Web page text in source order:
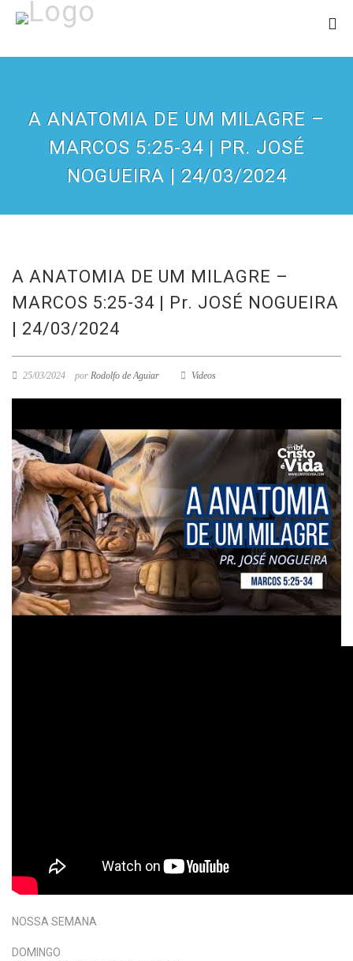
A ANATOMIA DE UM MILAGRE –
MARCOS 5:25-34 | PR. JOSÉ
NOGUEIRA | 24/03/2024
A ANATOMIA DE UM MILAGRE –
MARCOS 5:25-34 | Pr. JOSÉ NOGUEIRA
| 24/03/2024
25/03/2024 por Rodolfo de Aguiar Videos
NOSSA SEMANA
DOMINGO